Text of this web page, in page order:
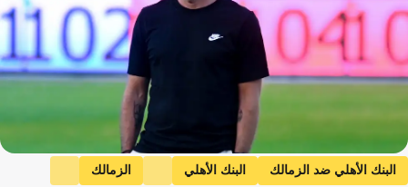
البنك الأهلي ضد الزمالك البنك الأهلي
الزمالك